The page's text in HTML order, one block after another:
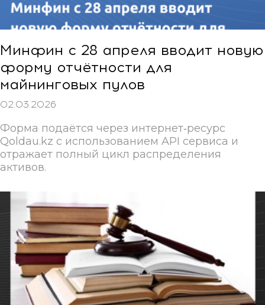
Минфин с 28 апреля вводит новую
форму отчётности для
майнинговых пулов
02.03.2026
Форма подаётся через интернет‑ресурс
Qoldau.kz с использованием API сервиса и
отражает полный цикл распределения
активов.